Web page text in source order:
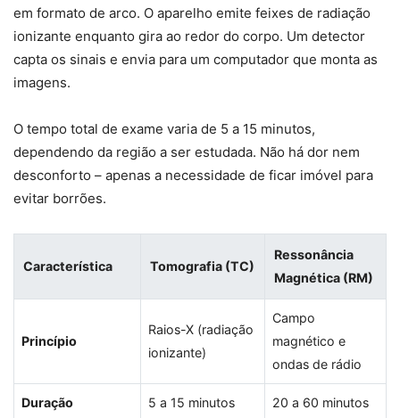
em formato de arco. O aparelho emite feixes de radiação
ionizante enquanto gira ao redor do corpo. Um detector
capta os sinais e envia para um computador que monta as
imagens.
O tempo total de exame varia de 5 a 15 minutos,
dependendo da região a ser estudada. Não há dor nem
desconforto – apenas a necessidade de ficar imóvel para
evitar borrões.
Característica Tomografia (TC)
Ressonância
Magnética (RM)
Princípio
Raios-X (radiação
ionizante)
Campo
magnético e
ondas de rádio
Duração 5 a 15 minutos 20 a 60 minutos